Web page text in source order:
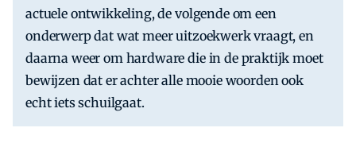
actuele ontwikkeling, de volgende om een
onderwerp dat wat meer uitzoekwerk vraagt, en
daarna weer om hardware die in de praktijk moet
bewijzen dat er achter alle mooie woorden ook
echt iets schuilgaat.